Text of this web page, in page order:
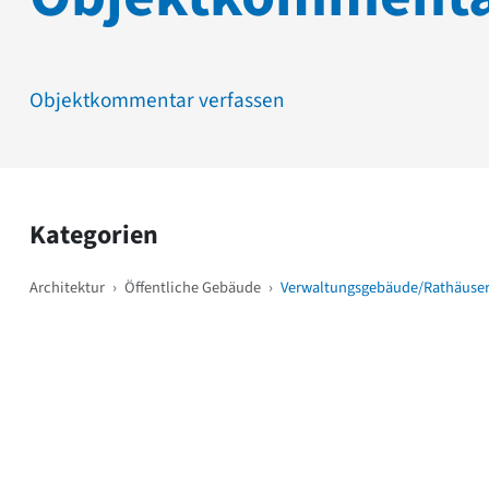
Objektkommentar verfassen
Kategorien
Architektur › Öffentliche Gebäude › Verwaltungsgebäude/Rathäuser